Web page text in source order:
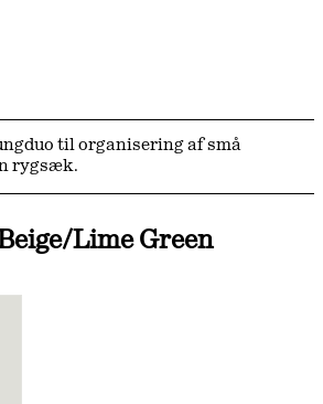
til organisering af små
rygsæk.
Lime Green